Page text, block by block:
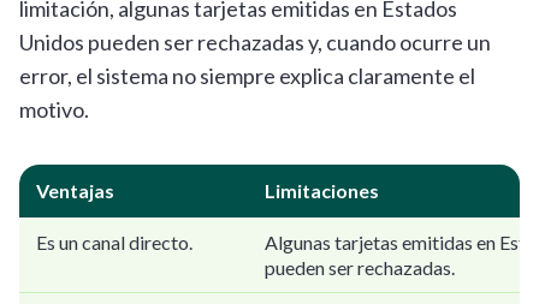
limitación, algunas tarjetas emitidas en Estados
Unidos pueden ser rechazadas y, cuando ocurre un
error, el sistema no siempre explica claramente el
motivo.
Ventajas Limitaciones
Es un canal directo.
Algunas tarjetas emitidas en
pueden ser rechazadas.